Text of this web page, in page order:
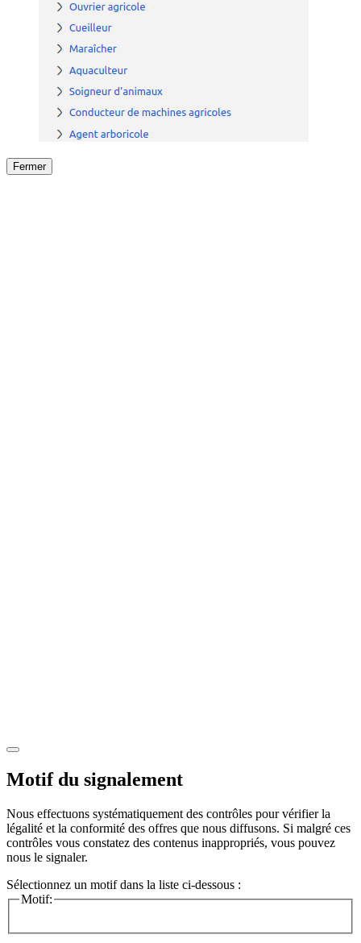
Fermer
Motif du signalement
Nous effectuons systématiquement des contrôles pour vérifier la
légalité et la conformité des offres que nous diffusons. Si malgré ces
contrôles vous constatez des contenus inappropriés, vous pouvez
nous le signaler.
Sélectionnez un motif dans la liste ci-dessous :
Motif: